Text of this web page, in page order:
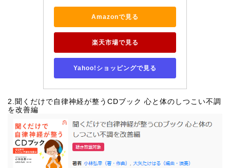
Amazonで見る
楽天市場で見る
Yahoo!ショッピングで見る
2.聞くだけで自律神経が整うCDブック 心と体のしつこい不調
を改善編